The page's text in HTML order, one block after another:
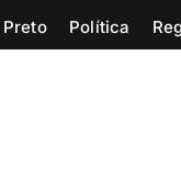
Política